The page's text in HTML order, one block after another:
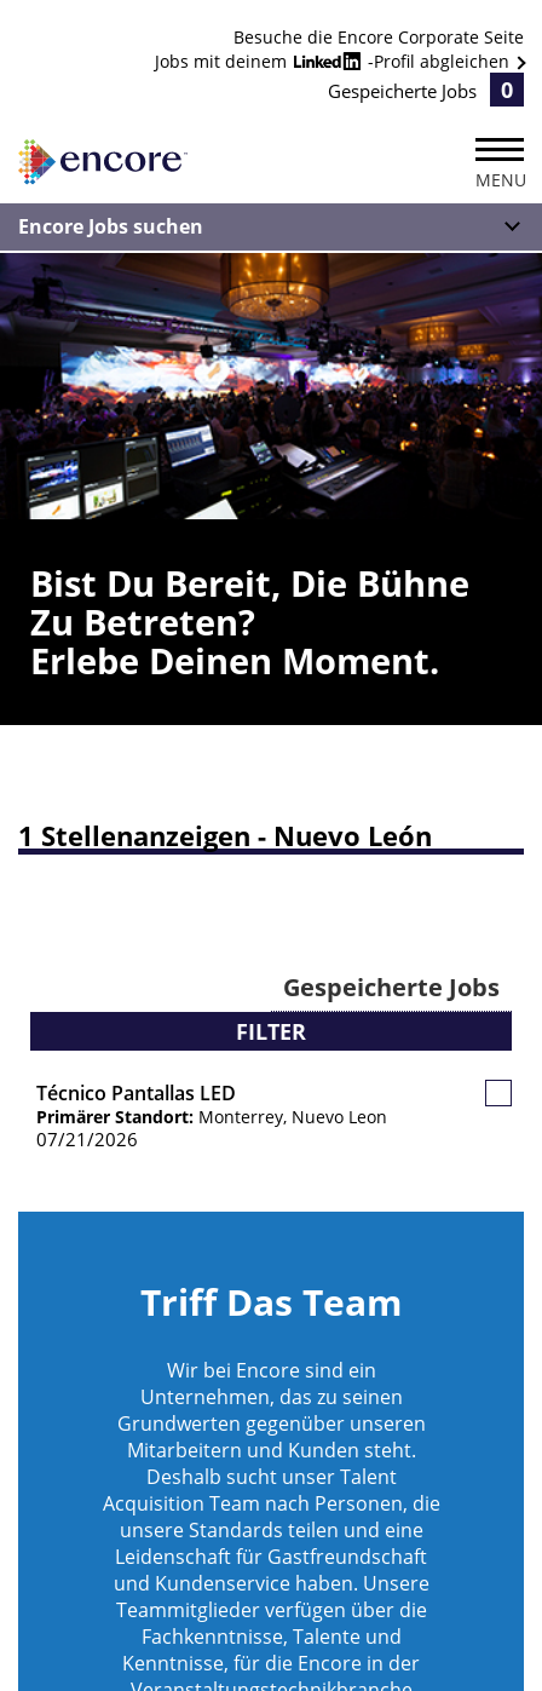
Besuche die Encore Corporate Seite
Jobs mit deinem
-Profil abgleichen
Gespeicherte Jobs 0
MENU
Encore Jobs suchen
Bist Du Bereit, Die Bühne
Zu Betreten?
Erlebe Deinen Moment.
1 Stellenanzeigen - Nuevo León
Gespeicherte Jobs
FILTER
Técnico Pantallas LED
Primärer Standort: Monterrey, Nuevo Leon
07/21/2026
Triff Das Team
Wir bei Encore sind ein
Unternehmen, das zu seinen
Grundwerten gegenüber unseren
Mitarbeitern und Kunden steht.
Deshalb sucht unser Talent
Acquisition Team nach Personen, die
unsere Standards teilen und eine
Leidenschaft für Gastfreundschaft
und Kundenservice haben. Unsere
Teammitglieder verfügen über die
Fachkenntnisse, Talente und
Kenntnisse, für die Encore in der